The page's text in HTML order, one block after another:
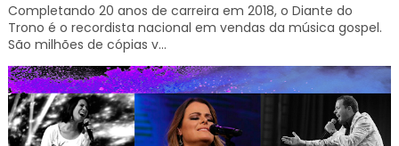
Completando 20 anos de carreira em 2018, o Diante do
Trono é o recordista nacional em vendas da música gospel.
São milhões de cópias v...